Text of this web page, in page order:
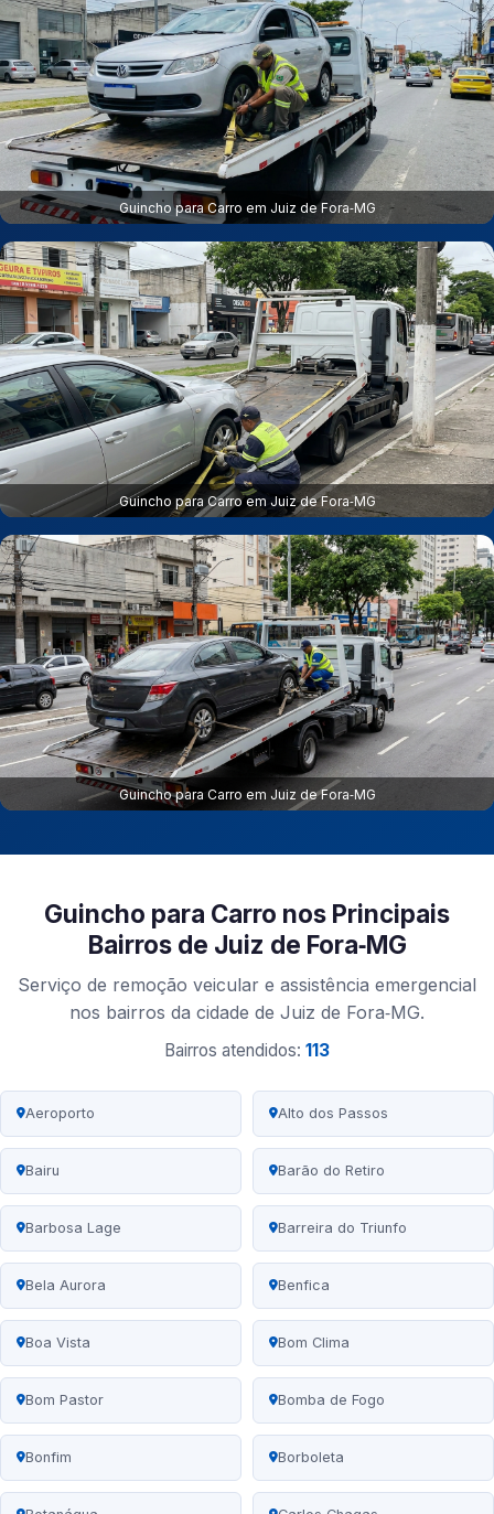
Guincho para Carro em Juiz de Fora‑MG
Guincho para Carro em Juiz de Fora‑MG
Guincho para Carro em Juiz de Fora‑MG
Guincho para Carro nos Principais
Bairros de Juiz de Fora‑MG
Serviço de remoção veicular e assistência emergencial
nos bairros da cidade de Juiz de Fora‑MG.
Bairros atendidos: 113
Aeroporto Alto dos Passos
Bairu Barão do Retiro
Barbosa Lage Barreira do Triunfo
Bela Aurora Benfica
Boa Vista Bom Clima
Bom Pastor Bomba de Fogo
Bonfim Borboleta